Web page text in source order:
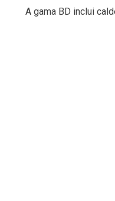
A gama BD inclui